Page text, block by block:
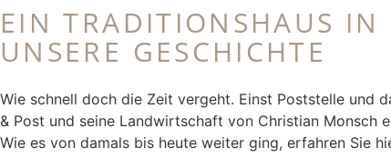
EIN TRADITIONSHAUS IN
UNSERE GESCHICHTE
Wie schnell doch die Zeit vergeht. Einst Poststelle und
& Post und seine Landwirtschaft von Christian Monsch
Wie es von damals bis heute weiter ging, erfahren Sie